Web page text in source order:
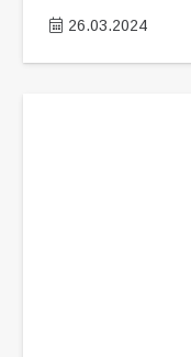
26.03.2024